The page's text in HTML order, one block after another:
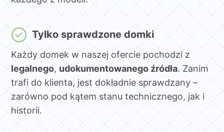
Tylko sprawdzone domki
Każdy domek w naszej ofercie pochodzi z
legalnego, udokumentowanego źródła. Zanim
trafi do klienta, jest dokładnie sprawdzany –
zarówno pod kątem stanu technicznego, jak i
historii.